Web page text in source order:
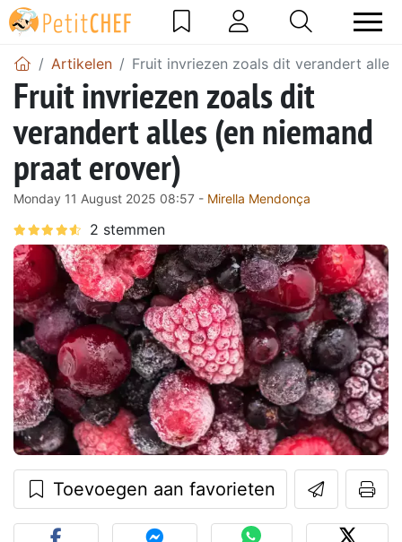
Artikelen Fruit invriezen zoals dit verandert
Fruit invriezen zoals dit
verandert alles (en niemand
praat erover)
Monday 11 August 2025 08:57 - Mirella Mendonça
Toevoegen aan favorieten